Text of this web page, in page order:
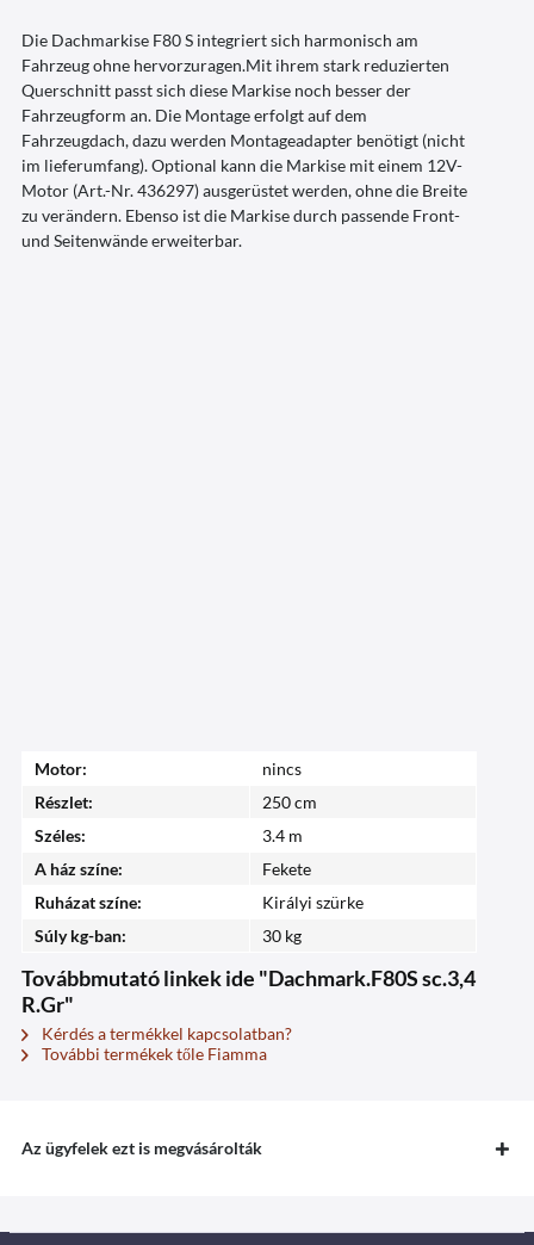
Die Dachmarkise F80 S integriert sich harmonisch am
Fahrzeug ohne hervorzuragen.Mit ihrem stark reduzierten
Querschnitt passt sich diese Markise noch besser der
Fahrzeugform an. Die Montage erfolgt auf dem
Fahrzeugdach, dazu werden Montageadapter benötigt (nicht
im lieferumfang). Optional kann die Markise mit einem 12V-
Motor (Art.-Nr. 436297) ausgerüstet werden, ohne die Breite
zu verändern. Ebenso ist die Markise durch passende Front-
und Seitenwände erweiterbar.
Motor:
nincs
Részlet:
250 cm
Széles:
3.4 m
A ház színe:
Fekete
Ruházat színe:
Királyi szürke
Súly kg-ban:
30 kg
Továbbmutató linkek ide "Dachmark.F80S sc.3,4
R.Gr"
Kérdés a termékkel kapcsolatban?
További termékek tőle Fiamma
Az ügyfelek ezt is megvásárolták